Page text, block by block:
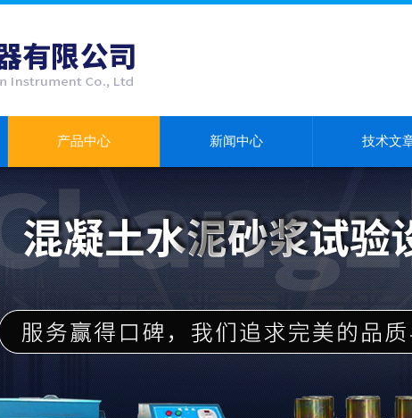
产品中心 新闻中心 技术文